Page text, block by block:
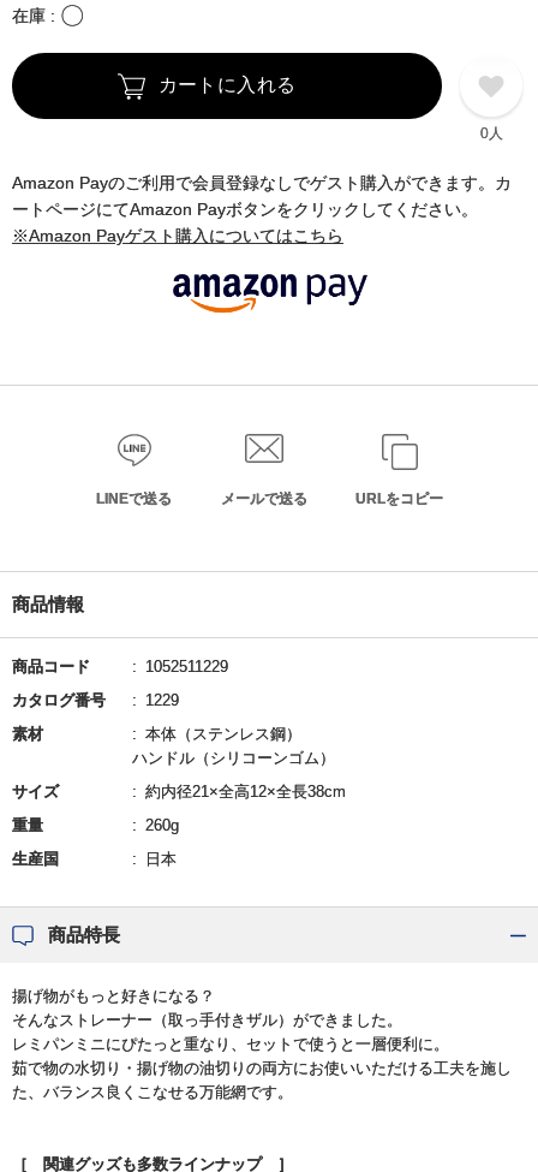
在庫 〇
カートに入れる
0人
Amazon Payのご利用で会員登録なしでゲスト購入ができます。カ
ートページにてAmazon Payボタンをクリックしてください。
※Amazon Payゲスト購入についてはこちら
LINEで送る メールで送る URLをコピー
商品情報
商品コード
1052511229
カタログ番号
1229
素材
本体（ステンレス鋼）
ハンドル（シリコーンゴム）
サイズ
約内径21×全高12×全長38cm
重量
260g
生産国
日本
商品特長
揚げ物がもっと好きになる？
そんなストレーナー（取っ手付きザル）ができました。
レミパンミニにぴたっと重なり、セットで使うと一層便利に。
茹で物の水切り・揚げ物の油切りの両方にお使いいただける工夫を施し
た、バランス良くこなせる万能網です。
［ 関連グッズも多数ラインナップ ］